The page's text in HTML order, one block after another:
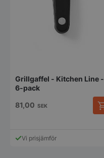
Grillgaffel - Kitchen Line -
6-pack
81,00 SEK
Vi prisjämför